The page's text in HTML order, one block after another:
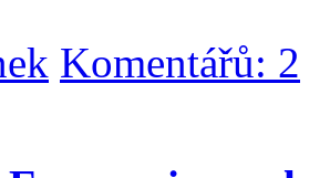
Komentářů: 2